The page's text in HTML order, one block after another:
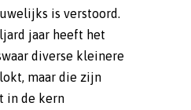
is verstoord.
jaar heeft het
diverse kleinere
maar die zijn
in de kern